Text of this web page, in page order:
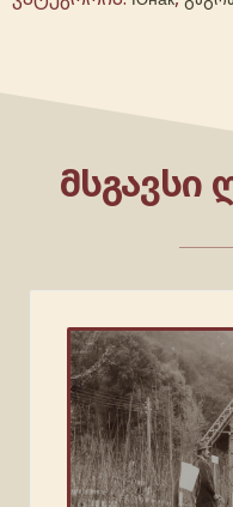
ᲛᲡᲒᲐᲕᲡᲘ